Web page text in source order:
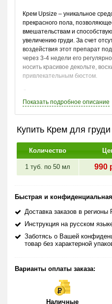
Крем Upsize – уникальное
прекрасного пола,
вмешательствам и
увеличению груди. За счет
воздействия этот препарат
через 3-4 недели его
носить красивое декольте,
привлекательным бюстом.
Состав крема
Эффективный чудо-крем Upsize
здоровья. Всего за месяц
формы кардинально
Крем имеет следующий
Деоксимироэстрол –
Эфирное масло розы –
омолаживает кожу,
факторов и стимулирует
мечтают иметь
обвисание и восстановить
комплексно: приподнимает
способствует росту молочных
Показать подробное описание
Купить Крем для
Количество
1 туб. по 50 мл 990
Быстрая и конфиденциальная
Доставка заказов в
Инструкция на русском
Заботясь о Вашей
товар без характерной
Варианты оплаты заказа:
Наличные